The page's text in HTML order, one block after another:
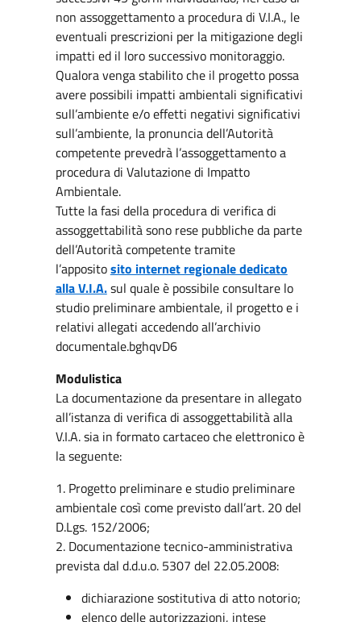
non assoggettamento a procedura di V.I.A., le
eventuali prescrizioni per la mitigazione degli
impatti ed il loro successivo monitoraggio.
Qualora venga stabilito che il progetto possa
avere possibili impatti ambientali significativi
sull’ambiente e/o effetti negativi significativi
sull’ambiente, la pronuncia dell’Autorità
competente prevedrà l’assoggettamento a
procedura di Valutazione di Impatto
Ambientale.
Tutte la fasi della procedura di verifica di
assoggettabilità sono rese pubbliche da parte
dell’Autorità competente tramite
l’appositosito internet regionale dedicato
alla V.I.A.sul quale è possibile consultare lo
studio preliminare ambientale, il progetto e i
relativi allegati accedendo all’archivio
documentale.bghqvD6
Modulistica
La documentazione da presentare in allegato
all’istanza di verifica di assoggettabilità alla
V.I.A. sia in formato cartaceo che elettronico è
la seguente:
1. Progetto preliminare e studio preliminare
ambientale così come previsto dall’art. 20 del
D.Lgs. 152/2006;
2. Documentazione tecnico-amministrativa
prevista dal d.d.u.o. 5307 del 22.05.2008:
dichiarazione sostitutiva di atto notorio;
elenco delle autorizzazioni, intese